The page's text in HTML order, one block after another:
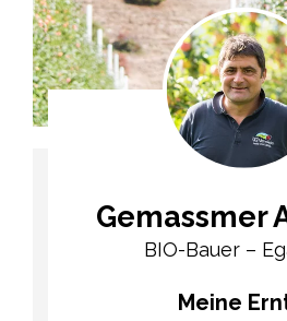
Gemassmer
BIO-Bauer –
Meine